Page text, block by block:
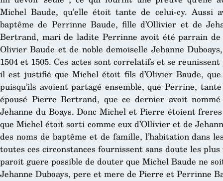
Michel Baude, qu’elle étoit tante de celui-cy. Aussi
baptême de Perrinne Baude, fille d’Ollivier et de
Bertrand, mari de ladite Perrinne avoit été parrain
Olivier Baude et de noble demoiselle Jehanne
1504 et 1505. Ces actes sont correlatifs et se
il est justifié que Michel étoit fils d’Olivier Baude,
puisqu’ils avoient partagé ensemble, que Perrine,
épousé Pierre Bertrand, que ce dernier avoit
Jehanne du Boays. Donc Michel et Pierre étoient
que Michel étoit sorti comme eux d’Ollivier et de
des noms de baptême et de famille, l’habitation dans
toutes ces circonstances fournissent sans doute les
paroit guere possible de douter que Michel Baude ne
Jehanne Duboays, pere et mere de Pierre et Perrinne